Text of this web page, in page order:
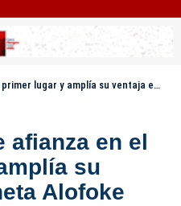
y amplía su ventaja en Planeta Alofoke
afianza en el
su
Alofoke